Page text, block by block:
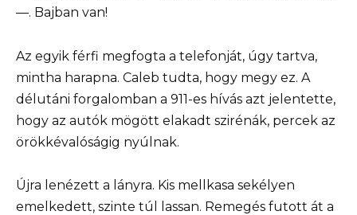
—. Bajban van!
Az egyik férfi megfogta a telefonját, úgy tartva,
mintha harapna. Caleb tudta, hogy megy ez. A
délutáni forgalomban a 911-es hívás azt jelentette,
hogy az autók mögött elakadt szirénák, percek az
örökkévalóságig nyúlnak.
Újra lenézett a lányra. Kis mellkasa sekélyen
emelkedett, szinte túl lassan. Remegés futott át a